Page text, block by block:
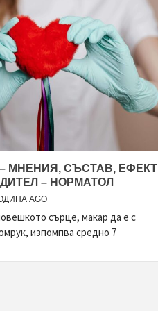
– МНЕНИЯ, СЪСТАВ,
– НОРМАТОЛ
AGO
сърце, макар да е с
изпомпва средно 7